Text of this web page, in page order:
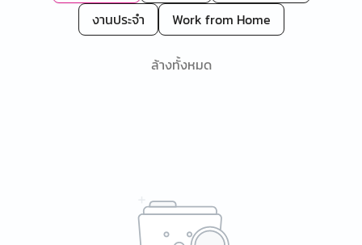
งานประจำ
Work from Home
ล้างทั้งหมด